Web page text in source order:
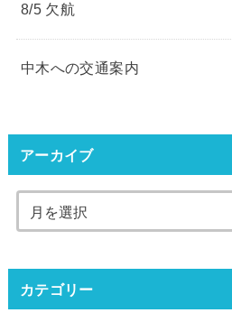
8/5 欠航
中木への交通案内
アーカイブ
カテゴリー